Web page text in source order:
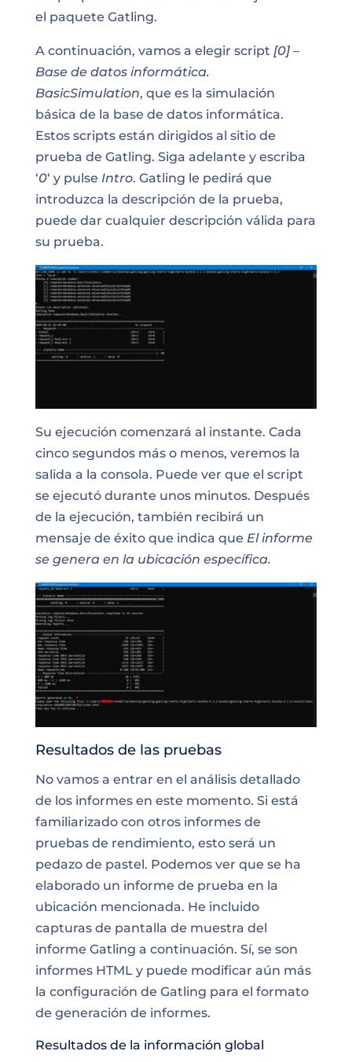
el paquete Gatling.
A continuación, vamos a elegir script [0] –
Base de datos informática.
BasicSimulation, que es la simulación
básica de la base de datosinformática.
Estos scripts están dirigidos al sitio de
prueba de Gatling. Siga adelante y escriba
‘0‘ y pulse Intro. Gatling le pedirá que
introduzca la descripción de la prueba,
puede dar cualquier descripción válida para
su prueba.
Su ejecución comenzará al instante. Cada
cinco segundos más o menos, veremos la
salida a la consola. Puede ver que el script
se ejecutó durante unos minutos. Después
de la ejecución, también recibirá un
mensaje de éxito que indica que El informe
se genera en la ubicación específica.
Resultados de las pruebas
No vamos a entrar en el análisis detallado
de los informes en este momento. Si está
familiarizado con otros informes de
pruebas de rendimiento, esto será un
pedazo de pastel. Podemos ver que se ha
elaborado un informe de prueba en la
ubicación mencionada. He incluido
capturas de pantalla de muestra del
informe Gatling a continuación. Sí, se son
informes HTML y puede modificar aún más
la configuración de Gatling para el formato
de generación de informes.
Resultados de la información global